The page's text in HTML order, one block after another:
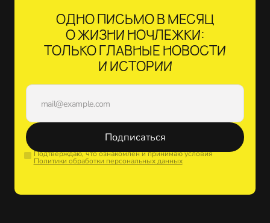
ОДНО ПИСЬМО В МЕСЯЦ
О ЖИЗНИ НОЧЛЕЖКИ:
ТОЛЬКО ГЛАВНЫЕ НОВОСТИ
И ИСТОРИИ
Подписаться
Подтверждаю, что ознакомлен и принимаю условия
Политики обработки персональных данных